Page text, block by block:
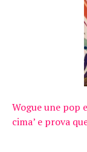
Wogue une pop
cima’ e prova